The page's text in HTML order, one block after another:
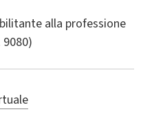
alla professione
9080)